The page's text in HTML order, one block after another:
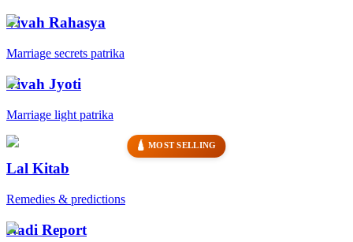
Vivah Rahasya
Marriage secrets patrika
Vivah Jyoti
Marriage light patrika
🛕 MOST SELLING
Lal Kitab
Remedies & predictions
Nadi Report